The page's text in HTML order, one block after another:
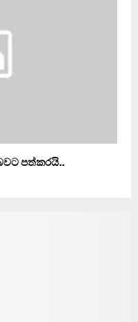
පත්කරයි..